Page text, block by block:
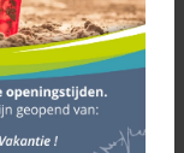
Uitgangspunt
schade aan
voorkomen.
de gevraagde